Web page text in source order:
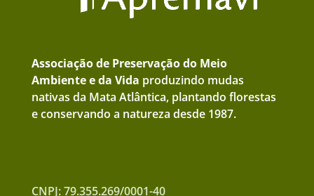
Associação de Preservação do Meio
Ambiente e da Vida produzindo mudas
nativas da Mata Atlântica, plantando florestas
e conservando a natureza desde 1987.
CNPJ: 79.355.269/0001-40